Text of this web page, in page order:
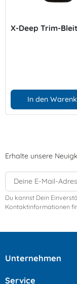
X-Deep Trim-
In den
Erhalte unsere
Du kannst Dein
Kontaktinformationen
Unternehmen
Service